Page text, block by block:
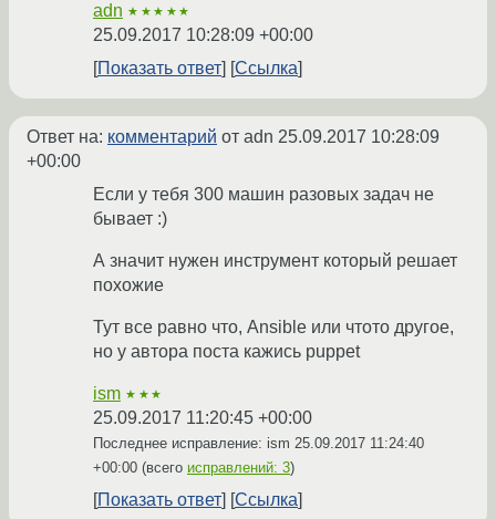
adn ★★★★★
25.09.2017 10:28:09 +00:00
Показать ответ
Ссылка
Ответ на: комментарий от adn 25.09.2017 10:28:09
+00:00
Если у тебя 300 машин разовых задач не
бывает :)
А значит нужен инструмент который решает
похожие
Тут все равно что, Ansible или чтото другое,
но у автора поста кажись puppet
ism ★★★
25.09.2017 11:20:45 +00:00
Последнее исправление: ism 25.09.2017 11:24:40
+00:00 (всего исправлений: 3)
Показать ответ Ссылка